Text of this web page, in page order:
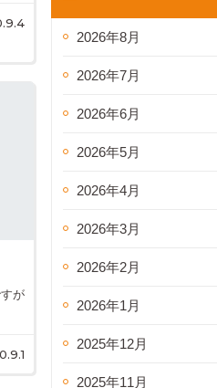
が
2026年8月
2026年7月
2026年6月
2026年5月
2026年4月
2026年3月
2026年2月
2026年1月
2025年12月
2025年11月